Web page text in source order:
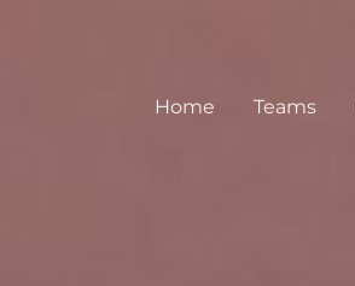
Home
Teams